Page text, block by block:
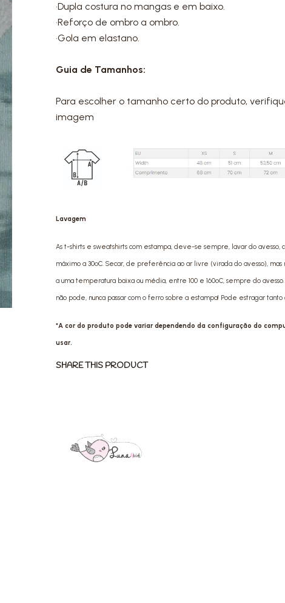
•Dupla costura no mangas e em baixo.
•Reforço de ombro a ombro.
•Gola em elastano.
Guia de Tamanhos:
Para escolher o tamanho certo do produto,
imagem
Lavagem
As t-shirts e sweatshirts com estampa, deve-se sempre, lavar do avesso,
máximo a 30ºC. Secar, de preferência ao ar livre (virada do avesso),
a uma temperatura baixa ou média, entre 100 e 160ºC, sempre do
não pode, nunca passar com o ferro sobre a estampa! Pode estragar
*A cor do produto pode variar dependendo da configuração do
usar.
SHARE THIS PRODUCT